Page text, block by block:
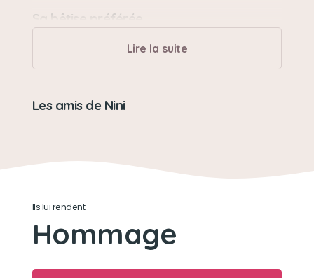
Sa bêtise préférée
Un peu râleuse si on l'embêter trop, gentille,
Sa peluche bleu, la souris qui tourne, et son arbre
à chat.
Son loisir préféré
Lire la suite
Les amis de Nini
Ils lui rendent
Hommage